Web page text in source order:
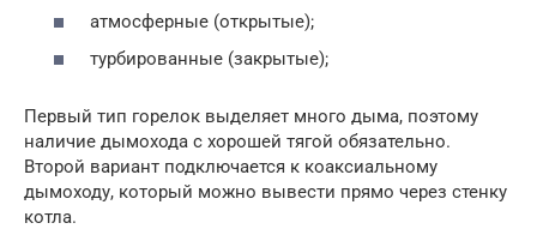
атмосферные (открытые);
турбированные (закрытые);
Первый тип горелок выделяет много дыма, поэтому
наличие дымохода с хорошей тягой обязательно.
Второй вариант подключается к коаксиальному
дымоходу, который можно вывести прямо через стенку
котла.